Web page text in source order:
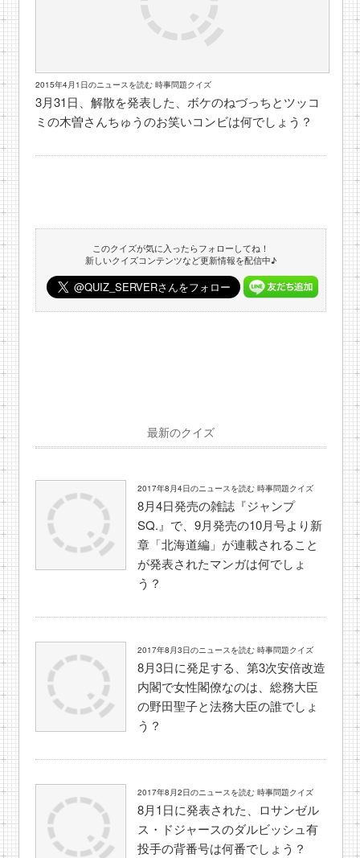
2015年4月1日のニュースを読む 時事問題クイズ
3月31日、解散を発表した、ボケのねづっちとツッコ
ミの木曽さんちゅうのお笑いコンビは何でしょう？
このクイズが気に入ったらフォローしてね！
新しいクイズコンテンツなど更新情報を配信中♪
最新のクイズ
2017年8月4日のニュースを読む 時事問題クイズ
8月4日発売の雑誌『ジャンプ
SQ.』で、9月発売の10月号より新
章「北海道編」が連載されること
が発表されたマンガは何でしょ
う？
2017年8月3日のニュースを読む 時事問題クイズ
8月3日に発足する、第3次安倍改造
内閣で女性閣僚なのは、総務大臣
の野田聖子と法務大臣の誰でしょ
う？
2017年8月2日のニュースを読む 時事問題クイズ
8月1日に発表された、ロサンゼル
ス・ドジャースのダルビッシュ有
投手の背番号は何番でしょう？